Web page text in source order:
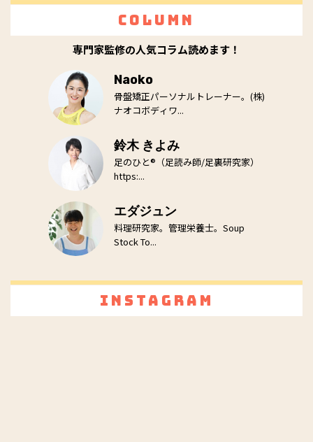
Column
専門家監修の人気コラム読めます！
Naoko
骨盤矯正パーソナルトレーナー。(株)
ナオコボディワ...
鈴木 きよみ
足のひと®（足読み師/足裏研究家）
https:...
エダジュン
料理研究家。管理栄養士。Soup
Stock To...
Instagram